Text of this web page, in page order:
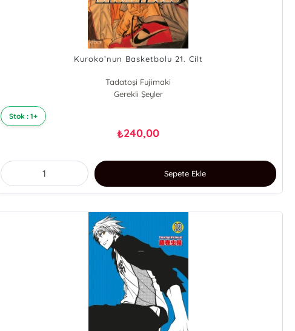
Kuroko’nun Basketbolu 21. Cilt
Tadatoşi Fujimaki
Gerekli Şeyler
Stok : 1+
₺240,00
Sepete Ekle